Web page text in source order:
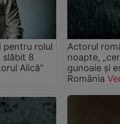
pentru rolul
slăbit 8
Alică”
Actorul
noapte,
gunoaie și
România